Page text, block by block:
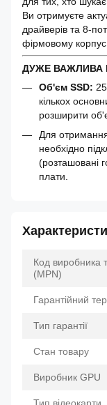
Ви отримуєте
драйверів та 8-
фірмовому
ДУЖЕ ВАЖЛИВА
Об'єм SSD:
кількох
розширити
Для
необхідно
(розташовані
плати.
Код виробника
(MPN)
Гарантійний
Тип гарантії
Стан товару
Виробник GPU
Тип відеокарти